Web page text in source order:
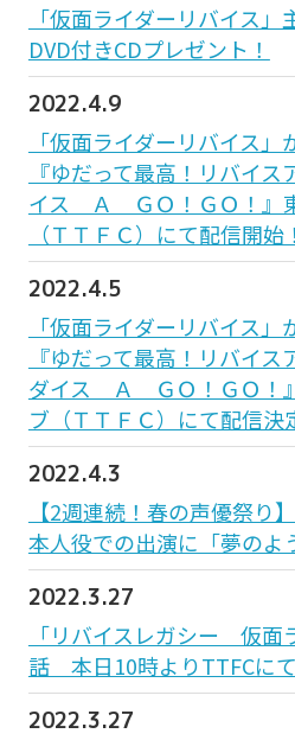
「仮面ライダーリバイス」
DVD付きCDプレゼント！
2022.4.9
「仮面ライダーリバイス」
『ゆだって最高！リバイ
イス Ａ ＧＯ！ＧＯ！』
（ＴＴＦＣ）にて配信開始！
2022.4.5
「仮面ライダーリバイス」
『ゆだって最高！リバイ
ダイス Ａ ＧＯ！ＧＯ！
ブ（ＴＴＦＣ）にて配信決
2022.4.3
【2週連続！春の声優祭り
本人役での出演に「夢のよ
2022.3.27
「リバイスレガシー 仮面
話 本日10時よりTTFCに
2022.3.27